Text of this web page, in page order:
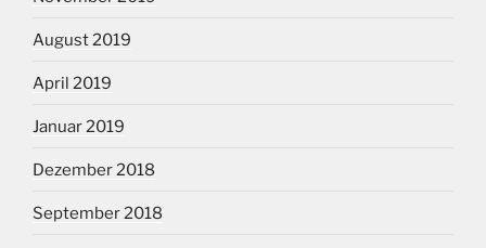
August 2019
April 2019
Januar 2019
Dezember 2018
September 2018